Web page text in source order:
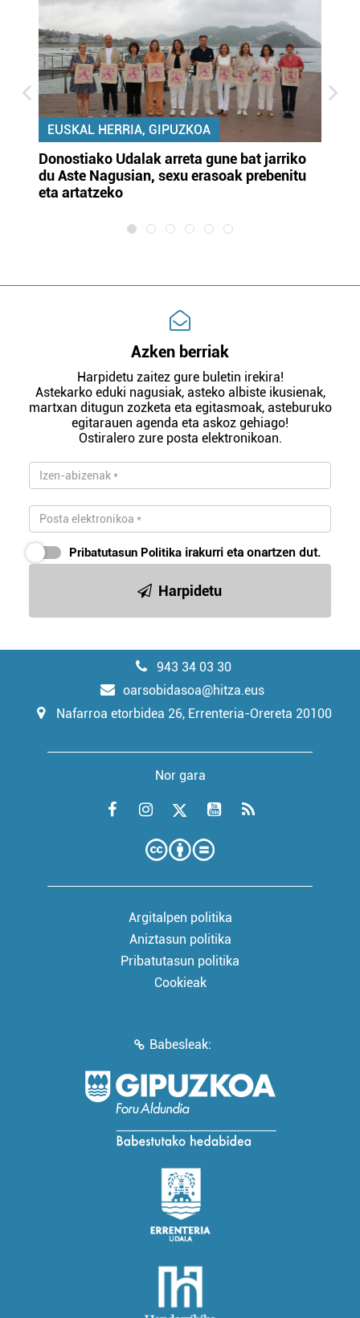
EUSKAL HERRIA, GIPUZKOA
Donostiako Udalak arreta gune bat jarriko
du Aste Nagusian, sexu erasoak prebenitu
eta artatzeko
Azken berriak
Harpidetu zaitez gure buletin irekira!
Astekarko eduki nagusiak, asteko albiste ikusienak,
martxan ditugun zozketa eta egitasmoak, asteburuko
egitarauen agenda eta askoz gehiago!
Ostiralero zure posta elektronikoan.
Pribatutasun Politika irakurri eta onartzen dut.
Harpidetu
943 34 03 30
oarsobidasoa@hitza.eus
Nafarroa etorbidea 26, Errenteria-Orereta 20100
Nor gara
Argitalpen politika
Aniztasun politika
Pribatutasun politika
Cookieak
Babesleak: